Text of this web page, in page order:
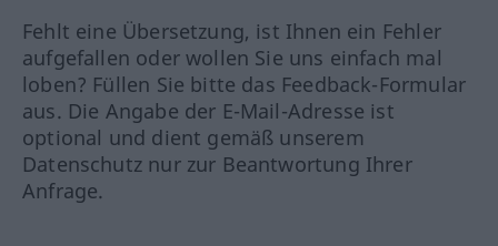
Fehlt eine Übersetzung, ist Ihnen ein Fehler
aufgefallen oder wollen Sie uns einfach mal
loben? Füllen Sie bitte das Feedback-Formular
aus. Die Angabe der E-Mail-Adresse ist
optional und dient gemäß unserem
Datenschutz nur zur Beantwortung Ihrer
Anfrage.